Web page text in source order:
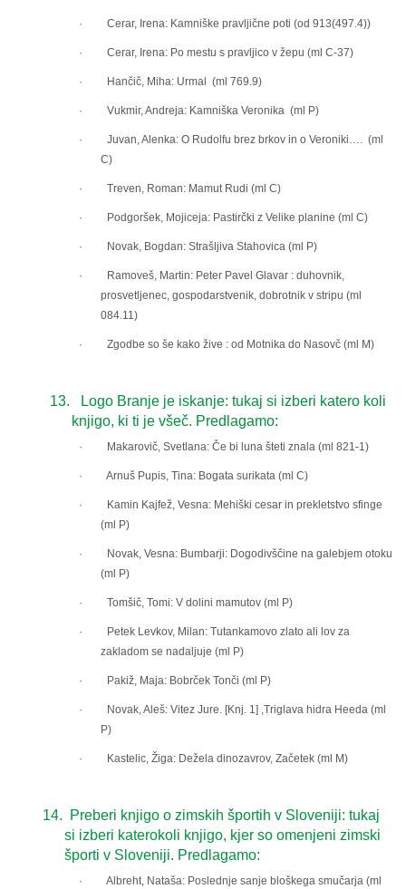
· Cerar, Irena: Kamniške pravljične poti (od 913(497.4))
· Cerar, Irena: Po mestu s pravljico v žepu (ml C-37)
· Hančič, Miha: Urmal (ml 769.9)
· Vukmir, Andreja: Kamniška Veronika (ml P)
· Juvan, Alenka: O Rudolfu brez brkov in o Veroniki…. (ml
C)
· Treven, Roman: Mamut Rudi (ml C)
· Podgoršek, Mojiceja: Pastirčki z Velike planine (ml C)
· Novak, Bogdan: Strašljiva Stahovica (ml P)
· Ramoveš, Martin: Peter Pavel Glavar : duhovnik,
prosvetljenec, gospodarstvenik, dobrotnik v stripu (ml
084.11)
· Zgodbe so še kako žive : od Motnika do Nasovč (ml M)
13.
Logo Branje je iskanje: tukaj si izberi katero koli
knjigo, ki ti je všeč. Predlagamo:
· Makarovič, Svetlana: Če bi luna šteti znala (ml 821-1)
· Arnuš Pupis, Tina: Bogata surikata (ml C)
· Kamin Kajfež, Vesna: Mehiški cesar in prekletstvo sfinge
(ml P)
· Novak, Vesna: Bumbarji: Dogodivščine na galebjem otoku
(ml P)
· Tomšič, Tomi: V dolini mamutov (ml P)
· Petek Levkov, Milan: Tutankamovo zlato ali lov za
zakladom se nadaljuje (ml P)
· Pakiž, Maja: Bobrček Tonči (ml P)
· Novak, Aleš: Vitez Jure. [Knj. 1] ,Triglava hidra Heeda (ml
P)
· Kastelic, Žiga: Dežela dinozavrov, Začetek (ml M)
14.
Preberi knjigo o zimskih športih v Sloveniji: tukaj
si izberi katerokoli knjigo, kjer so omenjeni zimski
športi v Sloveniji. Predlagamo:
· Albreht, Nataša: Poslednje sanje bloškega smučarja (ml